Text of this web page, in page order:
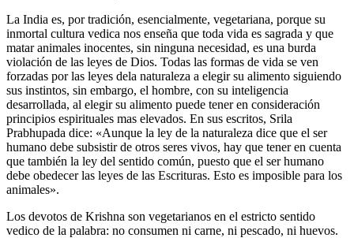
La India es, por tradición, esencialmente, vegetariana, porque su
inmortal cultura vedica nos enseña que toda vida es sagrada y que
matar animales inocentes, sin ninguna necesidad, es una burda
violación de las leyes de Dios. Todas las formas de vida se ven
forzadas por las leyes dela naturaleza a elegir su alimento siguiendo
sus instintos, sin embargo, el hombre, con su inteligencia
desarrollada, al elegir su alimento puede tener en consideración
principios espirituales mas elevados. En sus escritos, Srila
Prabhupada dice: «Aunque la ley de la naturaleza dice que el ser
humano debe subsistir de otros seres vivos, hay que tener en cuenta
que también la ley del sentido común, puesto que el ser humano
debe obedecer las leyes de las Escrituras. Esto es imposible para los
animales».
Los devotos de Krishna son vegetarianos en el estricto sentido
vedico de la palabra: no consumen ni carne, ni pescado, ni huevos.